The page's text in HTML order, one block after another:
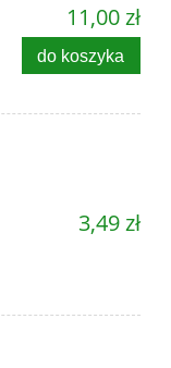
11,00 zł
do koszyka
3,49 zł